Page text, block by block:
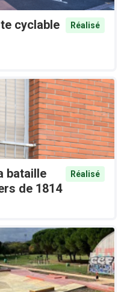
cyclable
Réalisé
bataille
de 1814
Réalisé